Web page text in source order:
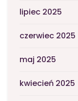
lipiec 2025
czerwiec 2025
maj 2025
kwiecień 2025